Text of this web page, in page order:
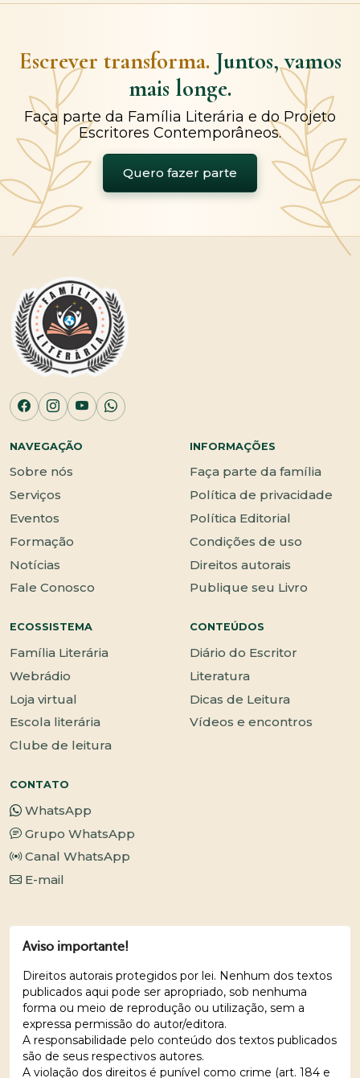
Escrever transforma. Juntos, vamos
mais longe.
Faça parte da Família Literária e do Projeto
Escritores Contemporâneos.
Quero fazer parte
NAVEGAÇÃO
Sobre nós
Serviços
Eventos
Formação
Notícias
Fale Conosco
INFORMAÇÕES
Faça parte da família
Política de privacidade
Política Editorial
Condições de uso
Direitos autorais
Publique seu Livro
ECOSSISTEMA
Família Literária
Webrádio
Loja virtual
Escola literária
Clube de leitura
CONTEÚDOS
Diário do Escritor
Literatura
Dicas de Leitura
Vídeos e encontros
CONTATO
WhatsApp
Grupo WhatsApp
Canal WhatsApp
E-mail
Aviso importante!
Direitos autorais protegidos por lei. Nenhum dos textos
publicados aqui pode ser apropriado, sob nenhuma
forma ou meio de reprodução ou utilização, sem a
expressa permissão do autor/editora.
A responsabilidade pelo conteúdo dos textos publicados
são de seus respectivos autores.
A violação dos direitos é punível como crime (art. 184 e